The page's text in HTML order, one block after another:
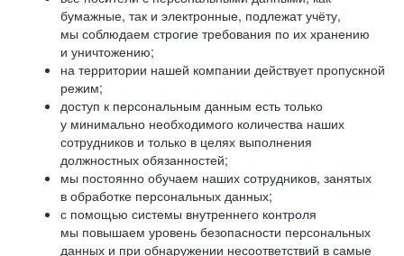
бумажные, так и электронные, подлежат учёту,
мы соблюдаем строгие требования по их хранению
и уничтожению;
на территории нашей компании действует пропускной
режим;
доступ к персональным данным есть только
у минимально необходимого количества наших
сотрудников и только в целях выполнения
должностных обязанностей;
мы постоянно обучаем наших сотрудников, занятых
в обработке персональных данных;
с помощью системы внутреннего контроля
мы повышаем уровень безопасности персональных
данных и при обнаружении несоответствий в самые